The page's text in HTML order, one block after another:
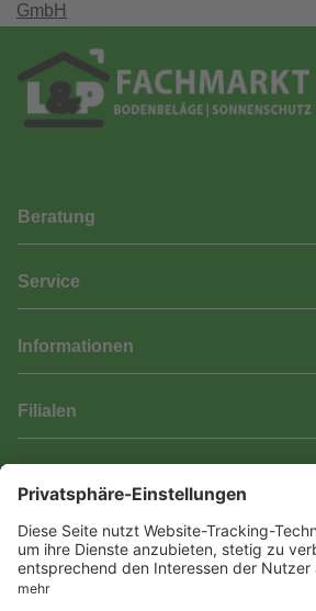
GmbH
Beratung
Service
Informationen
Filialen
Barrierefreiheit
Wir bemühen uns, unsere Website
Einige Inhalte und Funktionen sind derzeit
vollständig zugänglich. Wenn Sie auf
benötigen, kontaktieren Sie uns bitte unter
Vertrag